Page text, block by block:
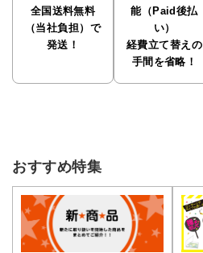
全国送料無料
（当社負担）で
発送！
能（Paid後払
い）
経費立て替えの
手間を省略！
おすすめ特集